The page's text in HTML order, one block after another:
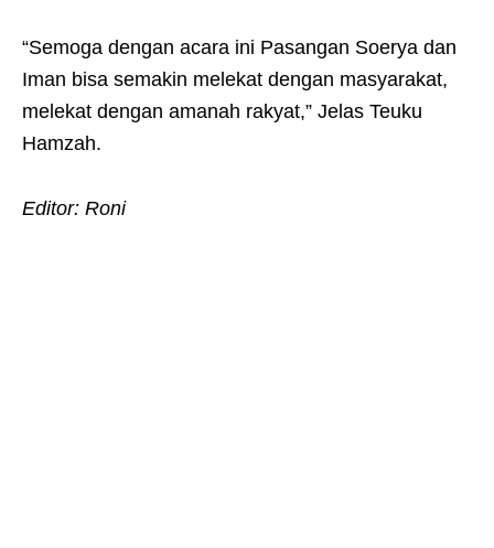
“Semoga dengan acara ini Pasangan Soerya dan
Iman bisa semakin melekat dengan masyarakat,
melekat dengan amanah rakyat,” Jelas Teuku
Hamzah.
Editor: Roni